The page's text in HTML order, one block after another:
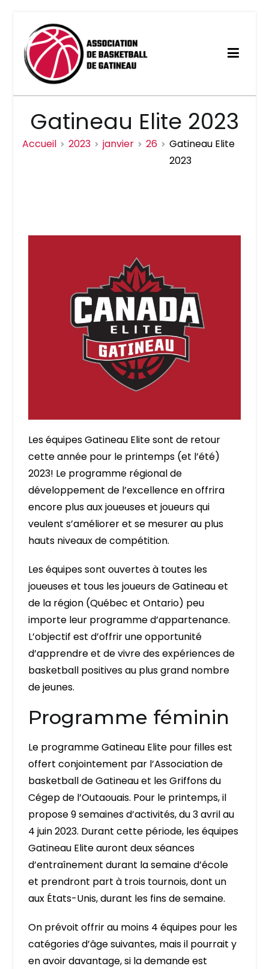
Association de basketball
de Gatineau
Gatineau Elite 2023
Accueil 2023 janvier 26
Gatineau Elite
2023
Les équipes Gatineau Elite sont de retour
cette année pour le printemps (et l’été)
2023! Le programme régional de
développement de l’excellence en offrira
encore plus aux joueuses et joueurs qui
veulent s’améliorer et se mesurer au plus
hauts niveaux de compétition.
Les équipes sont ouvertes à toutes les
joueuses et tous les joueurs de Gatineau et
de la région (Québec et Ontario) peu
importe leur programme d’appartenance.
L’objectif est d’offrir une opportunité
d’apprendre et de vivre des expériences de
basketball positives au plus grand nombre
de jeunes.
Programme féminin
Le programme Gatineau Elite pour filles est
offert conjointement par l’Association de
basketball de Gatineau et les Griffons du
Cégep de l’Outaouais. Pour le printemps, il
propose 9 semaines d’activités, du 3 avril au
4 juin 2023. Durant cette période, les équipes
Gatineau Elite auront deux séances
d’entraînement durant la semaine d’école
et prendront part à trois tournois, dont un
aux États-Unis, durant les fins de semaine.
On prévoit offrir au moins 4 équipes pour les
catégories d’âge suivantes, mais il pourrait y
en avoir davantage, si la demande est